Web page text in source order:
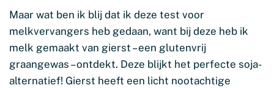
Maar wat ben ik blij dat ik deze test voor
melkvervangers heb gedaan, want bij deze heb ik
melk gemaakt van gierst – een glutenvrij
graangewas – ontdekt. Deze blijkt het perfecte soja-
alternatief! Gierst heeft een licht nootachtige